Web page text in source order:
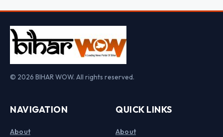
© 2026 BIHAR WOW. All rights reserved.
NAVIGATION
About
QUICK LINKS
About